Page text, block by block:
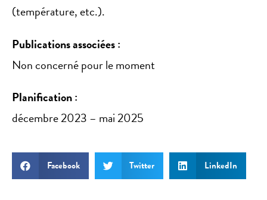
(température, etc.).
Publications associées :
Non concerné pour le moment
Planification :
décembre 2023 – mai 2025
Facebook Twitter LinkedIn